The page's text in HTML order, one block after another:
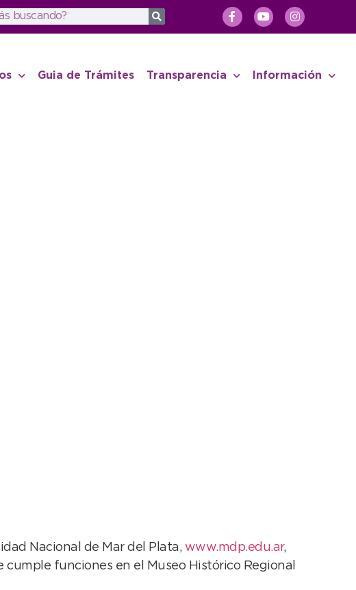
Guia de Trámites Transparencia Información
Nacional de Mar del Plata, www.mdp.edu.ar,
funciones en el Museo Histórico Regional